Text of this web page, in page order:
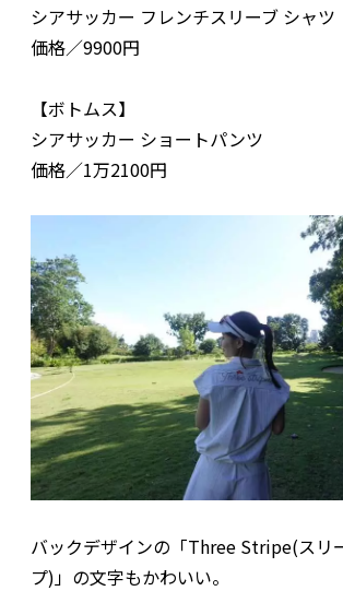
シアサッカー フレンチスリーブ シャツ
価格／9900円
【ボトムス】
シアサッカー ショートパンツ
価格／1万2100円
バックデザインの「Three Stripe(スリ
プ)」の文字もかわいい。